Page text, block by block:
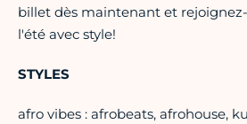
billet dès maintenant et
l'été avec style!
STYLES
afro vibes : afrobeats, afrohouse,